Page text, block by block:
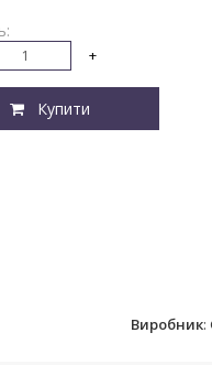
+
Купити
Виробник: